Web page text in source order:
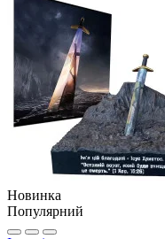
Новинка
Популярний